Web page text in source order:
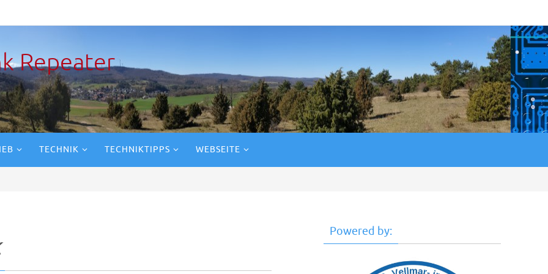
Repeater
TECHNIK TECHNIKTIPPS WEBSEITE
Powered by: